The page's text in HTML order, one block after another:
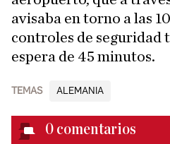
avisaba en torno a las
controles de seguridad
espera de 45 minutos.
TEMAS ALEMANIA
0 comentarios